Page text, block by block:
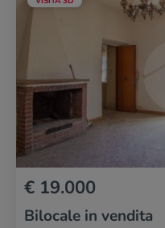
€ 19.000
Bilocale in vendita